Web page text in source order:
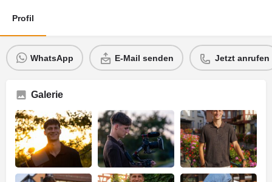
Profil
WhatsApp E-Mail senden Jetzt anrufen
Galerie